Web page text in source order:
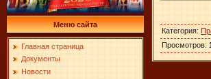
Меню сайта
Главная страница
Документы
Новости
Категория:
Просмотров: